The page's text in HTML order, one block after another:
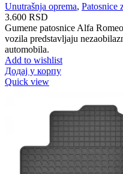
Unutrašnja oprema, Patosnice
3.600 RSD
Gumene patosnice Alfa
vozila predstavljaju
automobila.
Add to wishlist
Додај у корпу
Quick view